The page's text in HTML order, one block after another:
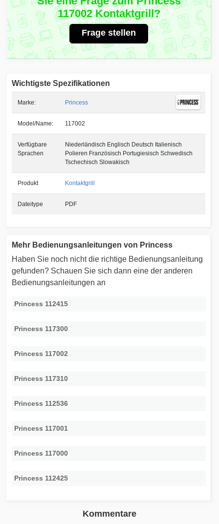
117002 Kontaktgrill?
Frage stellen
Wichtigste Spezifikationen
Marke: Princess
Model/Name: 117002
Verfügbare
Sprachen
Niederländisch Englisch Deutsch Italienisch
Polieren Französisch Portugiesisch Schwedisch
Tschechisch Slowakisch
Produkt Kontaktgrill
Dateitype PDF
Mehr Bedienungsanleitungen von Princess
Haben Sie noch nicht die richtige Bedienungsanleitung
gefunden? Schauen Sie sich dann eine der anderen
Bedienungsanleitungen an
Princess 112415
Princess 117300
Princess 117002
Princess 117310
Princess 112536
Princess 117001
Princess 117000
Princess 112425
Kommentare